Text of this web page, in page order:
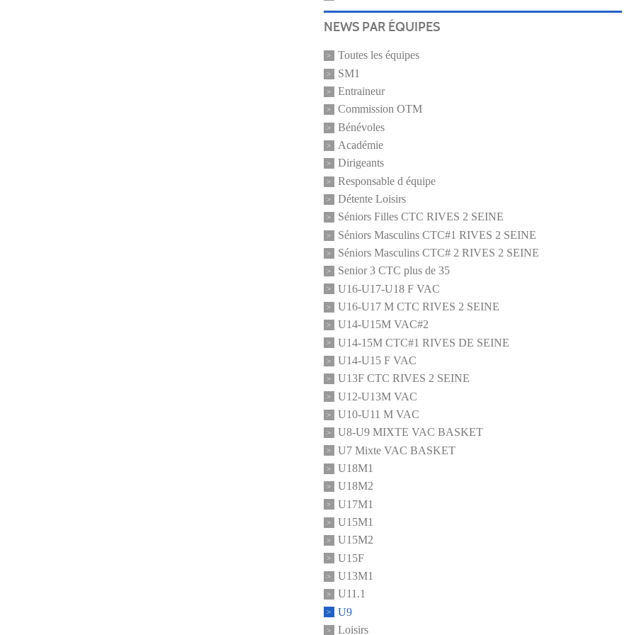
NEWS PAR ÉQUIPES
Toutes les équipes
SM1
Entraineur
Commission OTM
Bénévoles
Académie
Dirigeants
Responsable d équipe
Détente Loisirs
Séniors Filles CTC RIVES 2 SEINE
Séniors Masculins CTC#1 RIVES 2 SEINE
Séniors Masculins CTC# 2 RIVES 2 SEINE
Senior 3 CTC plus de 35
U16-U17-U18 F VAC
U16-U17 M CTC RIVES 2 SEINE
U14-U15M VAC#2
U14-15M CTC#1 RIVES DE SEINE
U14-U15 F VAC
U13F CTC RIVES 2 SEINE
U12-U13M VAC
U10-U11 M VAC
U8-U9 MIXTE VAC BASKET
U7 Mixte VAC BASKET
U18M1
U18M2
U17M1
U15M1
U15M2
U15F
U13M1
U11.1
U9
Loisirs